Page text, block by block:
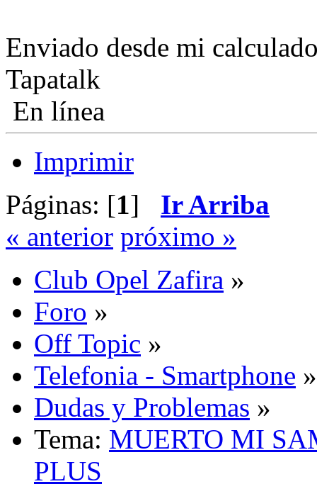
Enviado desde mi
Tapatalk
En línea
Imprimir
Páginas: [1] Ir Arriba
« anterior próximo »
Club Opel Zafira »
Foro »
Off Topic »
Telefonia - Smartphone »
Dudas y Problemas »
Tema: MUERTO MI
PLUS